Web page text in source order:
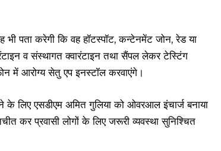
पता करेगी कि वह हॉटस्पॉट, कन्टेनमेंट जोन, रेड या
व संस्थागत क्वारंटाइन तथा सैंपल लेकर टेस्टिंग
में आरोग्य सेतु एप इनस्टॉल करवाएंगे।
लिए एसडीएम अमित गुलिया को ओवरआल इंचार्ज बनाया
कर प्रवासी लोगों के लिए जरूरी व्यवस्था सुनिश्चित